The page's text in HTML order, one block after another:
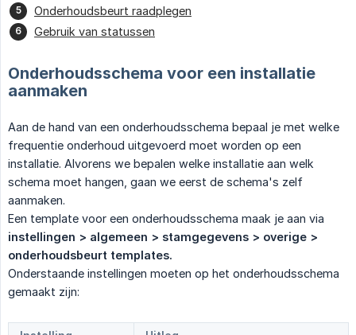
Onderhoudsbeurt raadplegen
Gebruik van statussen
Onderhoudsschema voor een installatie
aanmaken
Aan de hand van een onderhoudsschema bepaal je met welke
frequentie onderhoud uitgevoerd moet worden op een
installatie. Alvorens we bepalen welke installatie aan welk
schema moet hangen, gaan we eerst de schema's zelf
aanmaken.
Een template voor een onderhoudsschema maak je aan via
instellingen > algemeen > stamgegevens > overige >
onderhoudsbeurt templates.
Onderstaande instellingen moeten op het onderhoudsschema
gemaakt zijn: